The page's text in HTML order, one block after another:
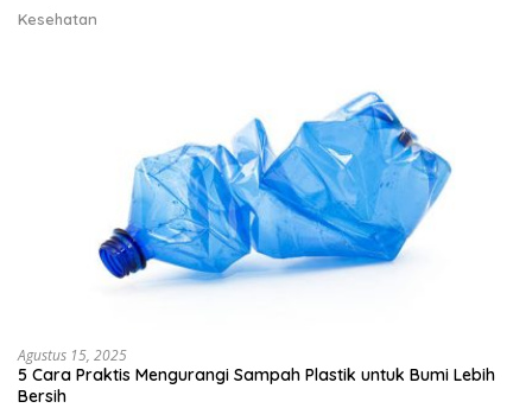
Kesehatan
Agustus 15, 2025
5 Cara Praktis Mengurangi Sampah Plastik untuk Bumi Lebih
Bersih